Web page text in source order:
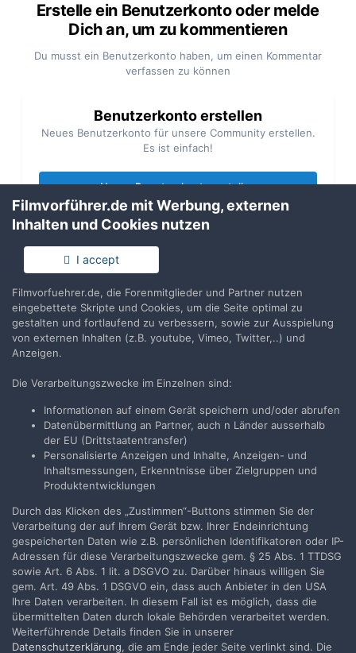
Erstelle ein Benutzerkonto oder melde
Dich an, um zu kommentieren
Du musst ein Benutzerkonto haben, um einen Kommentar
verfassen zu können
Benutzerkonto erstellen
Neues Benutzerkonto für unsere Community erstellen.
Es ist einfach!
Neues Benutzerkonto erstellen
Du hast bereits ein Benutzerkonto? Melde Dich hier an.
Jetzt anmelden
Teilen Folgen
Zur Themenübersicht
Filmvorführer.de via Google durchsuchen:
Sprache
Impressum / Datenschutzerklärung
Nutzungsbedingungen
Realisierung: IN-Solution
Powered by Invision Community
Filmvorführer.de mit Werbung, externen
Inhalten und Cookies nutzen
I accept
Filmvorfuehrer.de, die Forenmitglieder und Partner nutzen
eingebettete Skripte und Cookies, um die Seite optimal zu
gestalten und fortlaufend zu verbessern, sowie zur Ausspielung
von externen Inhalten (z.B. youtube, Vimeo, Twitter,..) und
Anzeigen.
Die Verarbeitungszwecke im Einzelnen sind:
Informationen auf einem Gerät speichern und/oder abrufen
Datenübermittlung an Partner, auch n Länder ausserhalb
der EU (Drittstaatentransfer)
Personalisierte Anzeigen und Inhalte, Anzeigen- und
Inhaltsmessungen, Erkenntnisse über Zielgruppen und
Produktentwicklungen
Durch das Klicken des „Zustimmen“-Buttons stimmen Sie der
Verarbeitung der auf Ihrem Gerät bzw. Ihrer Endeinrichtung
gespeicherten Daten wie z.B. persönlichen Identifikatoren oder IP-
Adressen für diese Verarbeitungszwecke gem. § 25 Abs. 1 TTDSG
sowie Art. 6 Abs. 1 lit. a DSGVO zu. Darüber hinaus willigen Sie
gem. Art. 49 Abs. 1 DSGVO ein, dass auch Anbieter in den USA
Ihre Daten verarbeiten. In diesem Fall ist es möglich, dass die
übermittelten Daten durch lokale Behörden verarbeitet werden.
Weiterführende Details finden Sie in unserer
Datenschutzerklärung, die am Ende jeder Seite verlinkt sind. Die